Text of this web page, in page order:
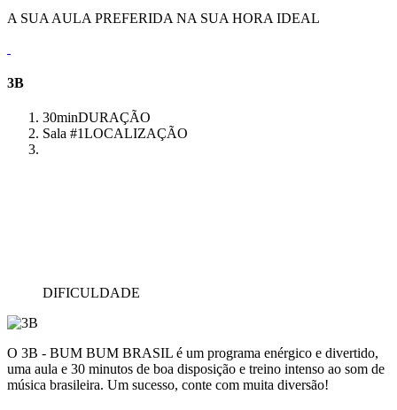
A SUA AULA PREFERIDA NA SUA HORA IDEAL
3B
30minDURAÇÃO
Sala #1LOCALIZAÇÃO
DIFICULDADE
O 3B - BUM BUM BRASIL é um programa enérgico e divertido,
uma aula e 30 minutos de boa disposição e treino intenso ao som de
música brasileira. Um sucesso, conte com muita diversão!